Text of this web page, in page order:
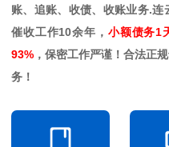
账、追账、收债、收账业务.
催收工作10余年， 小额债务1
93% ，保密工作严谨！合法正
务！